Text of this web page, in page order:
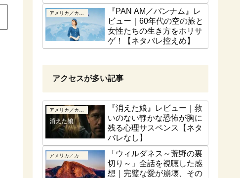
め】
『PAN AM／パンナム』レ
ビュー｜60年代の空の旅と
女性たちの生き方をホリサ
ゲ！【ネタバレ控えめ】
アクセスが多い記事
『消えた娘』レビュー｜救
いのない静かな恐怖が胸に
残る心理サスペンス【ネタ
バレなし】
「ウィルダネス～荒野の裏
切り～」全話を視聴した感
想｜完璧な愛が崩壊、その